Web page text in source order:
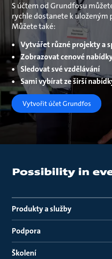
S účtem od Grundfosu
rychle dostanete k
Můžete také:
Vytvářet různé projekty a
Zobrazovat cenové
Sledovat své vzdělávání
Sami vybírat ze širší
Vytvořit účet Grundfos
Produkty a služby
Podpora
Školení